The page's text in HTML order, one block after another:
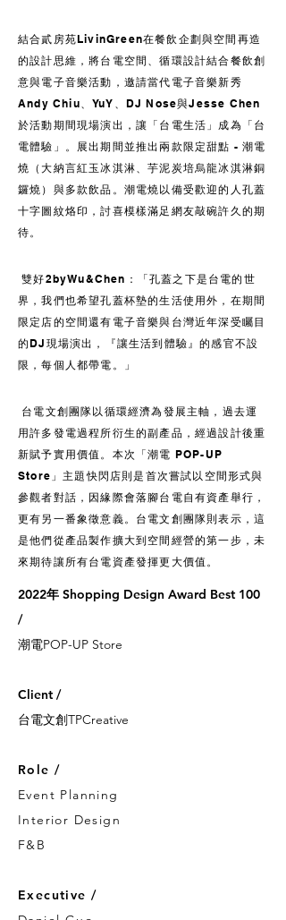
結合貳房苑LivinGreen在餐飲企劃與空間再造
的設計思維，將台電空間、循環設計結合餐飲創
意與電子音樂活動，邀請當代電子音樂新秀
Andy Chiu、YuY、DJ Nose與Jesse Chen
於活動期間現場演出，讓「台電生活」成為「台
電體驗」。展出期間並推出兩款限定甜點 - 潮電
燒（大納言紅玉冰淇淋、芋泥炭培烏龍冰淇淋銅
鑼燒）與多款飲品。潮電燒以備受歡迎的人孔蓋
十字圖紋烙印，討喜模樣滿足網友敲碗許久的期
待。
雙好2byWu&Chen：「孔蓋之下是台電的世
界，我們也希望孔蓋杯墊的生活使用外，在期間
限定店的空間還有電子音樂與台灣近年深受矚目
的DJ現場演出，『讓生活到體驗』的感官不設
限，每個人都帶電。」
台電文創團隊以循環經濟為發展主軸，過去運
用許多發電過程所衍生的副產品，經過設計後重
新賦予實用價值。本次「潮電 POP-UP
Store」主題快閃店則是首次嘗試以空間形式與
參觀者對話，因緣際會落腳台電自有資產舉行，
更有另一番象徵意義。台電文創團隊則表示，這
是他們從產品製作擴大到空間經營的第一步，未
來期待讓所有台電資產發揮更大價值。
2022年 Shopping Design Award Best 100
/
潮電POP-UP Store
Client /
台電文創TPCreative
Role /
Event Planning
Interior Design
F&B
Executive /